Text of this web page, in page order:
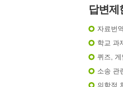
답변제
자료번역
학교 과
퀴즈,
소송 관
의학적